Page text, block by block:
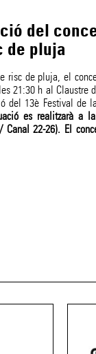
del
de pluja
risc de pluja, el
21:30 h al Claustre
del 13è Festival de
es realitzarà a
Canal 22-26). El